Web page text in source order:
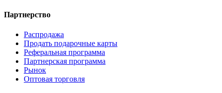
Партнерство
Распродажа
Продать подарочные карты
Реферальная программа
Партнерская программа
Рынок
Оптовая торговля